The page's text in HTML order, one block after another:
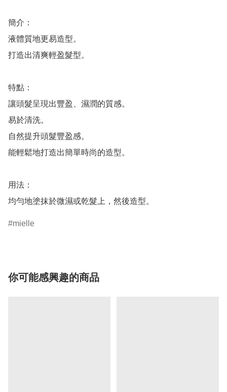
簡介：
液體質地更易造型。
打造出清爽輕盈髮型。
特點：
讓頭髮呈現出豐盈、濕潤的質感。
易於清洗。
自然提升頭髮豐盈感。
能輕鬆地打造出簡單時尚的造型。
用法：
均勻地塗抹於微濕或乾髮上，然後造型。
mielle
你可能感興趣的商品